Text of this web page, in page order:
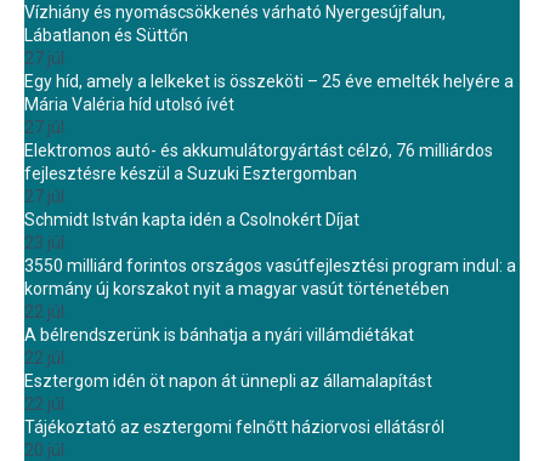
Vízhiány és nyomáscsökkenés várható Nyergesújfalun,
Lábatlanon és Süttőn
27 júl.
Egy híd, amely a lelkeket is összeköti – 25 éve emelték helyére a
Mária Valéria híd utolsó ívét
27 júl.
Elektromos autó- és akkumulátorgyártást célzó, 76 milliárdos
fejlesztésre készül a Suzuki Esztergomban
27 júl.
Schmidt István kapta idén a Csolnokért Díjat
23 júl.
3550 milliárd forintos országos vasútfejlesztési program indul: a
kormány új korszakot nyit a magyar vasút történetében
22 júl.
A bélrendszerünk is bánhatja a nyári villámdiétákat
22 júl.
Esztergom idén öt napon át ünnepli az államalapítást
22 júl.
Tájékoztató az esztergomi felnőtt háziorvosi ellátásról
20 júl.